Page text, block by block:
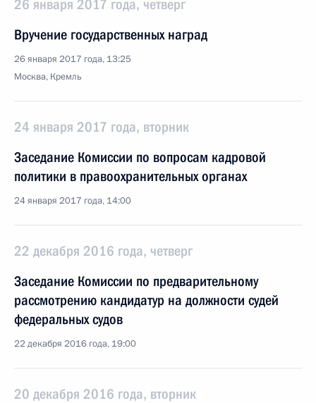
26 января 2017 года, четверг
Вручение государственных наград
26 января 2017 года, 13:25
Москва, Кремль
24 января 2017 года, вторник
Заседание Комиссии по вопросам кадровой
политики в правоохранительных органах
24 января 2017 года, 14:00
22 декабря 2016 года, четверг
Заседание Комиссии по предварительному
рассмотрению кандидатур на должности судей
федеральных судов
22 декабря 2016 года, 19:00
20 декабря 2016 года, вторник